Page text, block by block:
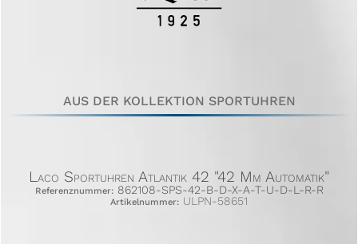
AUS DER KOLLEKTION SPORTUHREN
Laco Sportuhren Atlantik 42 "42 Mm Automatik"
Referenznummer: 862108-SPS-42-B-D-X-A-T-U-D-L-R-R
Artikelnummer: ULPN-58651